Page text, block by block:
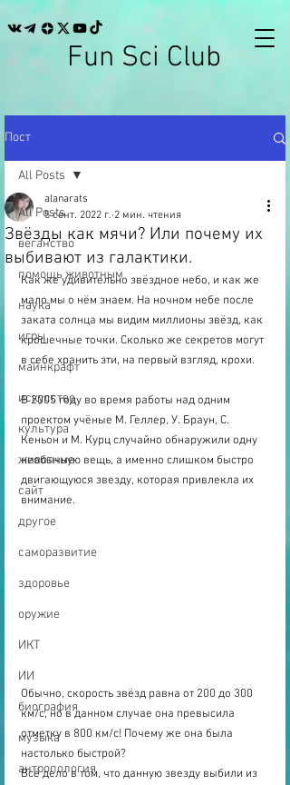
Fun Sci Club
Пост
All Posts
веганство
помощь животным
наука
игры
майнкрафт
искусство
культура
животные
сайт
другое
саморазвитие
здоровье
оружие
ИКТ
ИИ
биография
музыка
антропология
All Posts
Звёзды как мячи? Или почему их
выбивают из галактики.
alanarats
5 сент. 2022 г. 2 мин. чтения
Как же удивительно звёздное небо, и как же
мало мы о нём знаем. На ночном небе после
заката солнца мы видим миллионы звёзд, как
крошечные точки. Сколько же секретов могут
в себе хранить эти, на первый взгляд, крохи.
В 2005 году во время работы над одним
проектом учёные М. Геллер, У. Браун, С.
Кеньон и М. Курц случайно обнаружили одну
необычную вещь, а именно слишком быстро
двигающуюся звезду, которая привлекла их
внимание.
Обычно, скорость звёзд равна от 200 до 300
км/с, но в данном случае она превысила
отметку в 800 км/с! Почему же она была
настолько быстрой?
Всё дело в том, что данную звезду выбили из